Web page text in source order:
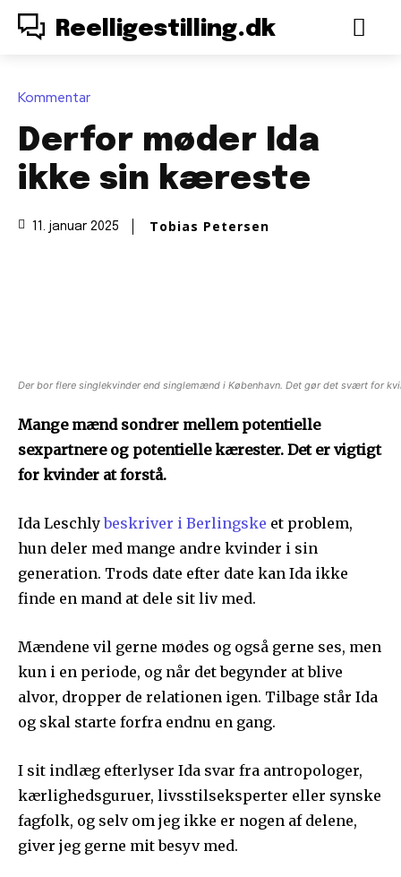
Reelligestilling.dk
Kommentar
Derfor møder Ida
ikke sin kæreste
11. januar 2025 Tobias Petersen
Der bor flere singlekvinder end singlemænd i København. Det gør det svært for
Mange mænd sondrer mellem potentielle
sexpartnere og potentielle kærester. Det er vigtigt
for kvinder at forstå.
Ida Leschlybeskriver i Berlingske et problem,
hun deler med mange andre kvinder i sin
generation. Trods date efter date kan Ida ikke
finde en mand at dele sit liv med.
Mændene vil gerne mødes og også gerne ses, men
kun i en periode, og når det begynder at blive
alvor, dropper de relationen igen. Tilbage står Ida
og skal starte forfra endnu en gang.
I sit indlæg efterlyser Ida svar fra antropologer,
kærlighedsguruer, livsstilseksperter eller synske
fagfolk, og selv om jeg ikke er nogen af delene,
giver jeg gerne mit besyv med.